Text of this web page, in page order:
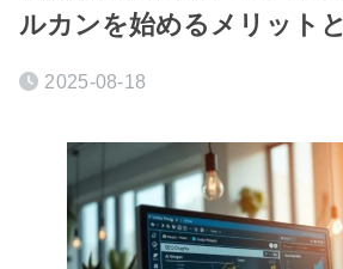
ルカンを始めるメリット
2025-08-18